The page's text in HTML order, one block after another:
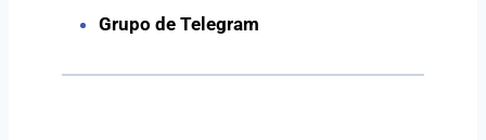
Grupo de Telegram